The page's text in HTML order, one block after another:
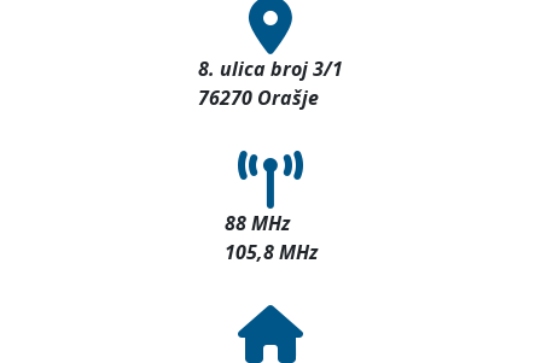
8. ulica broj 3/1
76270 Orašje
88 MHz
105,8 MHz